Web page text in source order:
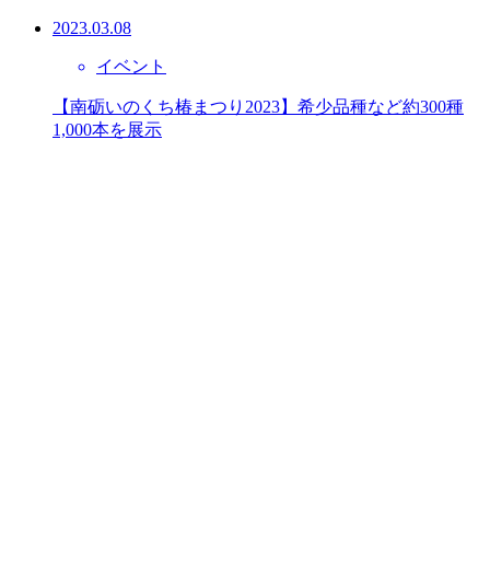
2023.03.08
イベント
【南砺いのくち椿まつり2023】希少品種など約300種
1,000本を展示